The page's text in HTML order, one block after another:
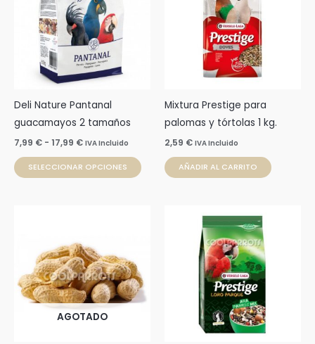
Deli Nature Pantanal
guacamayos 2 tamaños
7,99 € - 17,99 €
7,99 €
hasta
17,99 €
IVA Incluido
SELECCIONAR OPCIONES
pueden
elegir
página
Mixtura Prestige para
palomas y tórtolas 1 kg.
2,59 € IVA Incluido
AÑADIR AL CARRITO
AGOTADO
de
precios:
desde
12,92 €
hasta
46,99 €